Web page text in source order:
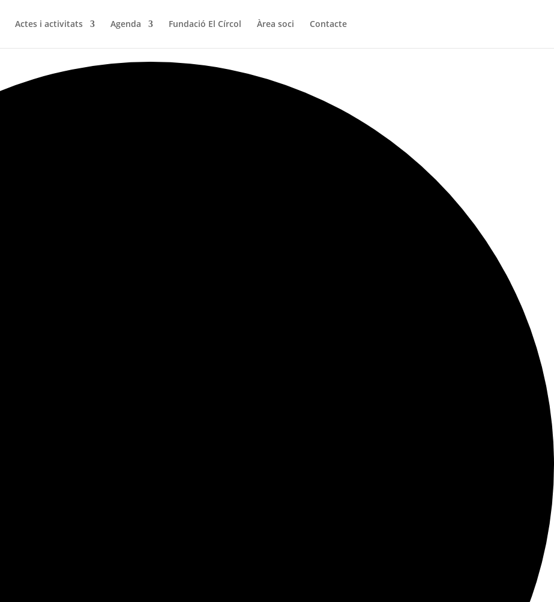
Actes i activitats Agenda Fundació El Círcol Àrea soci Contacte